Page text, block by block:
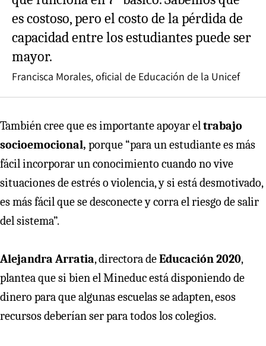
es costoso, pero el costo de la pérdida de
capacidad entre los estudiantes puede ser
mayor.
Francisca Morales, oficial de Educación de la Unicef
También cree que es importante apoyar eltrabajo
socioemocional, porque “para un estudiante es más
fácil incorporar un conocimiento cuando no vive
situaciones de estrés o violencia, y si está desmotivado,
es más fácil que se desconecte y corra el riesgo de salir
del sistema”.
Alejandra Arratia, directora deEducación 2020,
plantea que si bien el Mineduc está disponiendo de
dinero para que algunas escuelas se adapten, esos
recursos deberían ser para todos los colegios.